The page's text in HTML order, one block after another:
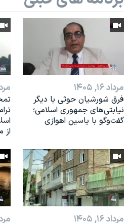
نرگس محمدی برنده جایزه نوبل صلح
همایش محافظه‌کاران آمریکا «سی‌پک»
صفحه‌های ویژه
سفر پرزیدنت ترامپ به چین
مرداد ۱۶, ۱۴۰۵
فرق شورشیان حوثی با دیگر
نیابتی‌های جمهوری اسلامی؛
گفت‌وگو با یاسین اهوازی
مرداد
از
مرداد ۱۶, ۱۴۰۵ مرداد